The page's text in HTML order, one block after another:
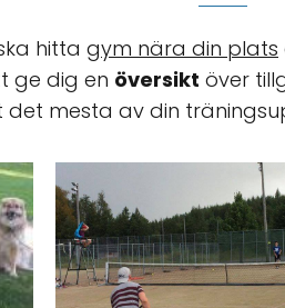
hitta gym nära din plats
ge dig en översikt över
mesta av din